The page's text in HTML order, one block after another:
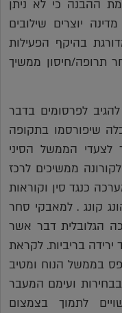
ההבנה כי לא ניתן
יוצרים שילובים
בהיקף הפעילות
תרופה/חיסון ממשיך
לפרסומים בדבר
שיפורסמו בתקופה
הממשל הסיני
ממשיכים לרכז
כנגד סין וקוראות
קונג . למאבקי סחר
הגלובלית דבר אשר
בריביות. לקראת
בממשל הנוח ומטיב
ועימם המעבר
לתמוך בצמצום